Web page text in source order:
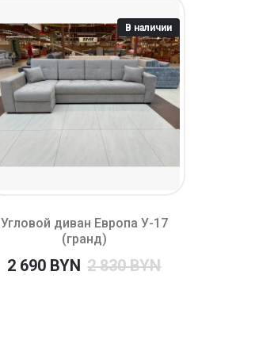
В наличии
Угловой диван Европа У-17
(гранд)
2 690 BYN 2 830 BYN